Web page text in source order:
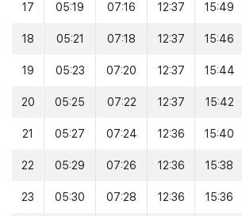
17 05:19 07:16 12:37 15:49
18 05:21 07:18 12:37 15:46
19 05:23 07:20 12:37 15:44
20 05:25 07:22 12:37 15:42
21 05:27 07:24 12:36 15:40
22 05:29 07:26 12:36 15:38
23 05:30 07:28 12:36 15:36